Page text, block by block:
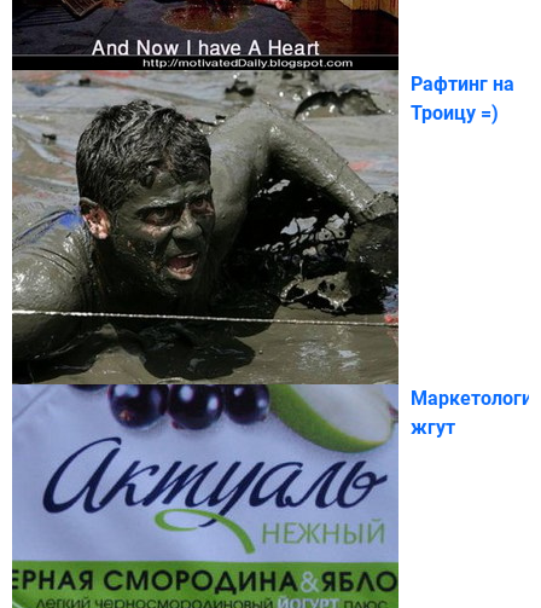
Рафтинг на
Троицу =)
Маркетологи
жгут